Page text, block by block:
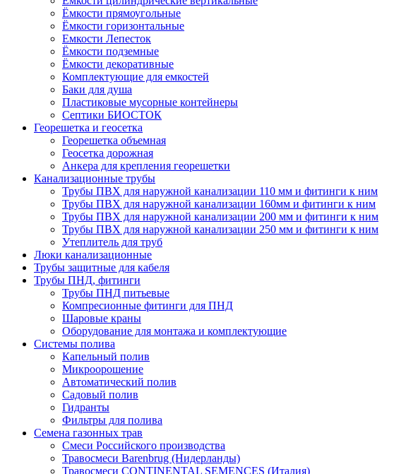
Ёмкости прямоугольные
Ёмкости горизонтальные
Емкости Лепесток
Ёмкости подземные
Ёмкости декоративные
Комплектующие для емкостей
Баки для душа
Пластиковые мусорные контейнеры
Септики БИОСТОК
Георешетка и геосетка
Георешетка объемная
Геосетка дорожная
Анкера для крепления георешетки
Канализационные трубы
Трубы ПВХ для наружной канализации 110 мм и фитинги к ним
Трубы ПВХ для наружной канализации 160мм и фитинги к ним
Трубы ПВХ для наружной канализации 200 мм и фитинги к ним
Трубы ПВХ для наружной канализации 250 мм и фитинги к ним
Утеплитель для труб
Люки канализационные
Трубы защитные для кабеля
Трубы ПНД, фитинги
Трубы ПНД питьевые
Компресионные фитинги для ПНД
Шаровые краны
Оборудование для монтажа и комплектующие
Системы полива
Капельный полив
Микроорошение
Автоматический полив
Садовый полив
Гидранты
Фильтры для полива
Семена газонных трав
Смеси Российского производства
Травосмеси Barenbrug (Нидерланды)
Травосмеси CONTINENTAL SEMENCES (Италия)